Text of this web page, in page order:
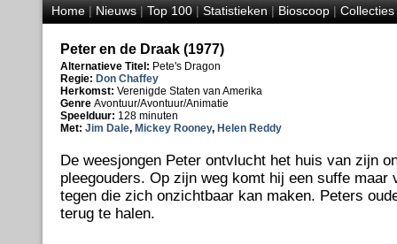
Home|Nieuws|Top 100|Statistieken|Bioscoop|Collecties
Peter en de Draak (1977)
Alternatieve Titel: Pete's Dragon
Regie: Don Chaffey
Herkomst: Verenigde Staten van Amerika
Genre Avontuur/Avontuur/Animatie
Speelduur: 128 minuten
Met: Jim Dale, Mickey Rooney, Helen Reddy
De weesjongen Peter ontvlucht het huis van zijn
pleegouders. Op zijn weg komt hij een suffe maar
tegen die zich onzichtbaar kan maken. Peters
terug te halen.